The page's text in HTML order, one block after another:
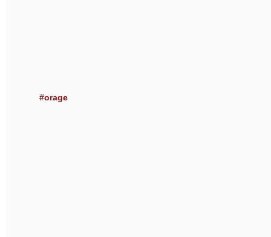
#orage